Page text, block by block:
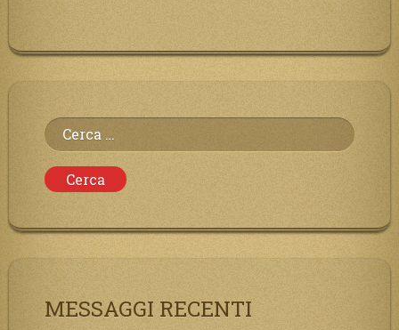
Ricerca
per:
MESSAGGI RECENTI